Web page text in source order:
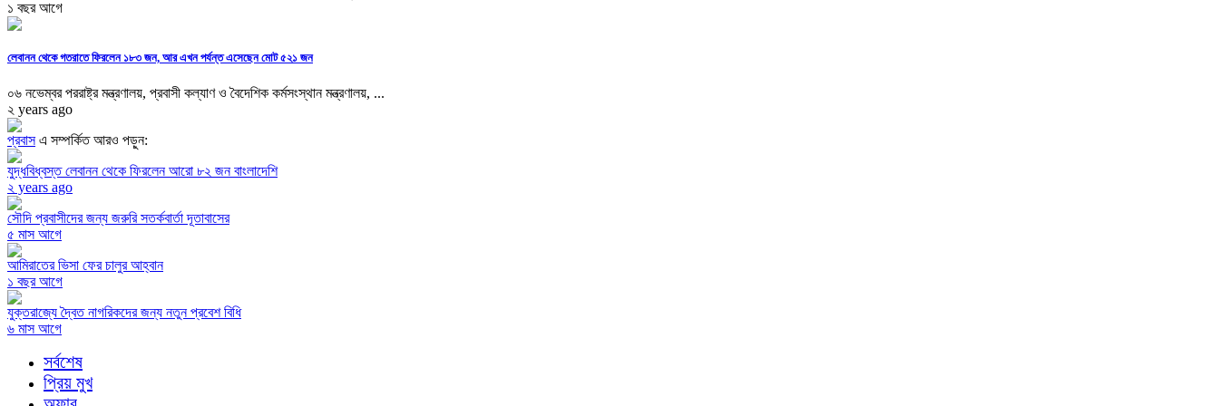
১ বছর আগে
লেবানন থেকে গতরাতে ফিরলেন ১৮৩ জন, আর এখন পর্যন্ত এসেছেন মোট ৫২১ জন
০৬ নভেম্বর পররাষ্ট্র মন্ত্রণালয়, প্রবাসী কল্যাণ ও বৈদেশিক কর্মসংস্থান মন্ত্রণালয়, ...
২ years ago
প্রবাসএ সম্পর্কিত আরও পড়ুন:
যুদ্ধবিধ্বস্ত লেবানন থেকে ফিরলেন আরো ৮২ জন বাংলাদেশি
২ years ago
সৌদি প্রবাসীদের জন্য জরুরি সতর্কবার্তা দূতাবাসের
৫ মাস আগে
আমিরাতের ভিসা ফের চালুর আহ্বান
১ বছর আগে
যুক্তরাজ্যে দ্বৈত নাগরিকদের জন্য নতুন প্রবেশ বিধি
৬ মাস আগে
সর্বশেষ
প্রিয় মুখ